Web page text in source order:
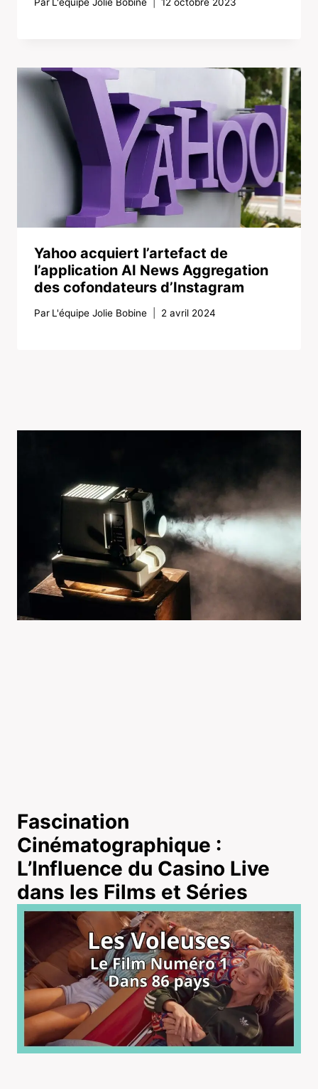
Par L'équipe Jolie Bobine 12 octobre 2023
Yahoo acquiert l’artefact de
l’application AI News Aggregation
des cofondateurs d’Instagram
Par L'équipe Jolie Bobine 2 avril 2024
Fascination
Cinématographique :
L’Influence du Casino Live
dans les Films et Séries